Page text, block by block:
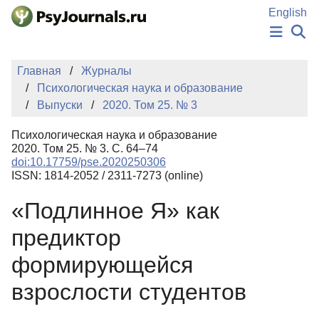
Перейти к основному содержанию
English
НОВОСТИ
ИЗДАНИЯ
АВТОРЫ
БАЗА ЗНАНИЙ
КЛЮЧЕВЫЕ СЛОВА
Регистрация
Главная
Журналы
Психологическая наука и образование
Выпуски
2020. Том 25. № 3
Психологическая наука и образование
2020. Том 25. № 3. С. 64–74
doi:10.17759/pse.2020250306
ISSN: 1814-2052 / 2311-7273 (online)
«Подлинное Я» как
предиктор
формирующейся
взрослости студентов